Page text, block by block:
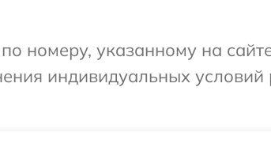
номеру, указанному на
индивидуальных